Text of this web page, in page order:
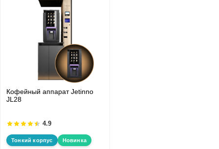
Кофейный аппарат Jetinno
JL28
4.9
Тонкий корпус Новинка